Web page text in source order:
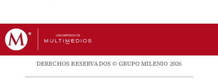
DERECHOS RESERVADOS © GRUPO MILENIO 2026